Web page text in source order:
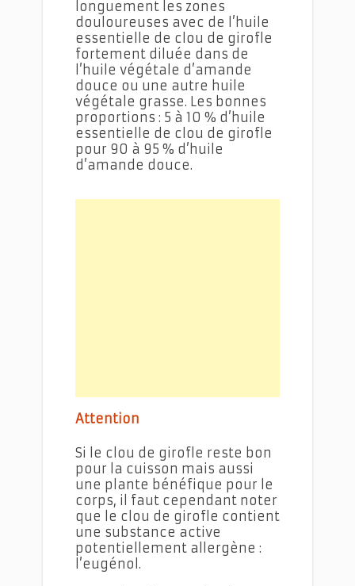
longuement les zones
douloureuses avec de l’huile
essentielle de clou de girofle
fortement diluée dans de
l’huile végétale d’amande
douce ou une autre huile
végétale grasse. Les bonnes
proportions : 5 à 10 % d’huile
essentielle de clou de girofle
pour 90 à 95 % d’huile
d’amande douce.
Attention
Si le clou de girofle reste bon
pour la cuisson mais aussi
une plante bénéfique pour le
corps, il faut cependant noter
que le clou de girofle contient
une substance active
potentiellement allergène :
l’eugénol.